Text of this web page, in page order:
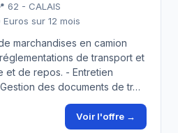
62 - CALAIS
sur 12 mois
marchandises en camion
de transport et
et de repos. - Entretien
des documents de tr…
Voir l'offre →